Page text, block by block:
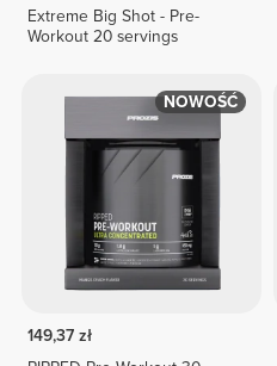
Extreme Big Shot - Pre-
Workout 20 servings
NOWOŚĆ
149,37 zł